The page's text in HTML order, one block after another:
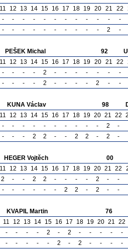
11 12 13 14 15 16 17 18 19 20 21 22
- - - - - - - - - - -
-
- - - - - - - - - - 2 -
PEŠEK Michal 92
11 12 13 14 15 16 17 18 19 20 21 22
- - - - 2 - - - - - -
-
- - - - 2 - - - - 2 - -
KUNA Václav 98
11 12 13 14 15 16 17 18 19 20 21 22
- - - - - - - - - - 2
-
- - - 2 2 - - 2 2 - 2 -
HEGER Vojtěch
00
11 12 13 14 15 16 17 18 19 20 21 22
2 - - 2 2 - - - - 2 -
-
- - - - - - 2 2 - 2 - -
KVAPIL Martin
76
11 12 13 14 15 16 17 18 19 20 21 22
- - - - 2 - 2 - - - -
-
- - - - - 2 - 2 - - - -